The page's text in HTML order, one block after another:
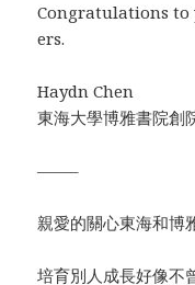
Congratulations to
ers.
Haydn Chen
東海大學博雅書院創
——–
親愛的關心東海和博
培育別人成長好像不